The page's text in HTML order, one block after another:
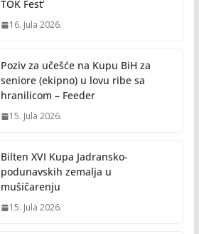
TOK Fest’
16. Jula 2026.
Poziv za učešće na Kupu BiH za
seniore (ekipno) u lovu ribe sa
hranilicom – Feeder
15. Jula 2026.
Bilten XVI Kupa Jadransko-
podunavskih zemalja u
mušičarenju
15. Jula 2026.